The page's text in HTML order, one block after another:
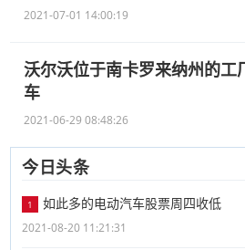
2021-07-01 14:00:19
沃尔沃位于南卡罗来纳州的工
车
2021-06-29 08:48:26
今日头条
1 如此多的电动汽车股票周四收低
2021-08-20 11:21:31